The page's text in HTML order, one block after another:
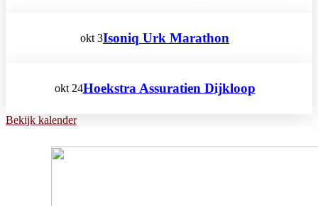
okt 3Isoniq Urk Marathon
okt 24Hoekstra Assuratien Dijkloop
Bekijk kalender